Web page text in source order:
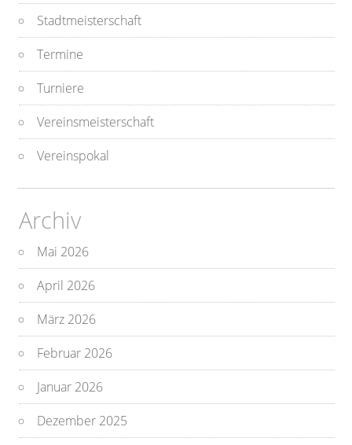
Stadtmeisterschaft
Termine
Turniere
Vereinsmeisterschaft
Vereinspokal
Archiv
Mai 2026
April 2026
März 2026
Februar 2026
Januar 2026
Dezember 2025